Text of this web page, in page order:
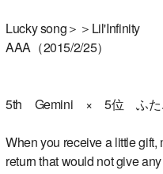
Lucky song＞＞Lil'Infinity
AAA（2015/2/25）
5th Gemini × 5位 ふた
When you receive a little
return that would not give